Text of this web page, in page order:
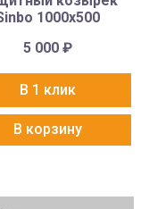
1000х500
5 000₽
В 1 клик
В корзину